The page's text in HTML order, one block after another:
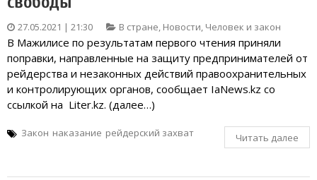
27.05.2021 | 21:30 В стране, Новости, Человек и закон
В Мажилисе по результатам первого чтения приняли
поправки, направленные на защиту предпринимателей от
рейдерства и незаконных действий правоохранительных
и контролирующих органов, сообщает IaNews.kz со
ссылкой на Liter.kz. (далее…)
Закон наказание рейдерский захват Читать далее